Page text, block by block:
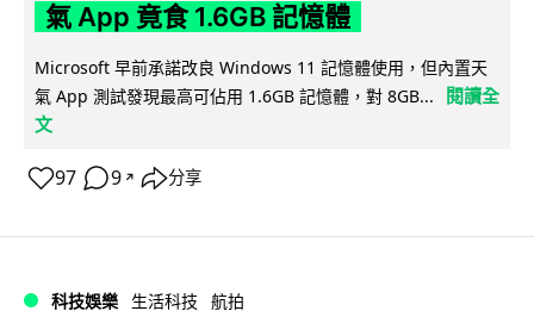
氣 App 竟食 1.6GB 記憶體
Microsoft 早前承諾改良 Windows 11 記憶體使用，但內置天
氣 App 測試發現最高可佔用 1.6GB 記憶體，對 8GB...
閱讀全
文
97 9 ↗ 分享
科技娛樂 生活科技 航拍